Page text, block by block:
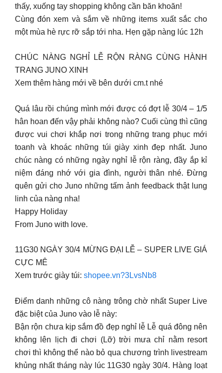
thấy, xuống tay shopping không cần băn khoăn!
Cùng đón xem và sắm về những items xuất sắc cho
một mùa hè rực rỡ sắp tới nha. Hẹn gặp nàng lúc 12h
CHÚC NÀNG NGHỈ LỄ RỘN RÀNG CÙNG HÀNH
TRANG JUNO XINH
Xem thêm hàng mới về bên dưới cm.t nhé
Quá lâu rồi chúng mình mới được có đợt lễ 30/4 – 1/5
hân hoan đến vậy phải không nào? Cuối cùng thì cũng
được vui chơi khắp nơi trong những trang phục mới
toanh và khoác những túi giày xinh đẹp nhất. Juno
chúc nàng có những ngày nghỉ lễ rộn ràng, đầy ắp kỉ
niệm đáng nhớ với gia đình, người thân nhé. Đừng
quên gửi cho Juno những tấm ảnh feedback thật lung
linh của nàng nha!
Happy Holiday
From Juno with love.
11G30 NGÀY 30/4 MỪNG ĐẠI LỄ – SUPER LIVE GIÁ
CỰC MÊ
Xem trước giày túi: shopee.vn?3LvsNb8
Điểm danh những cô nàng trông chờ nhất Super Live
đặc biệt của Juno vào lễ này:
Bận rộn chưa kịp sắm đồ đẹp nghỉ lễ Lễ quá đông nên
không lên lịch đi chơi (Lỡ) trời mưa chỉ nằm resort
chơi thì không thể nào bỏ qua chương trình livestream
khủng nhất tháng này lúc 11G30 ngày 30/4. Hàng loạt